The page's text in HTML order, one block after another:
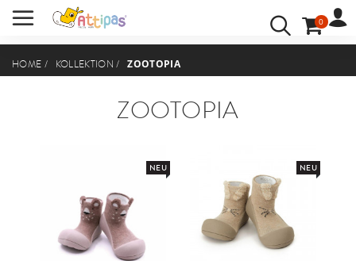
0
HOME / KOLLEKTION / ZOOTOPIA
ZOOTOPIA
NEU NEU